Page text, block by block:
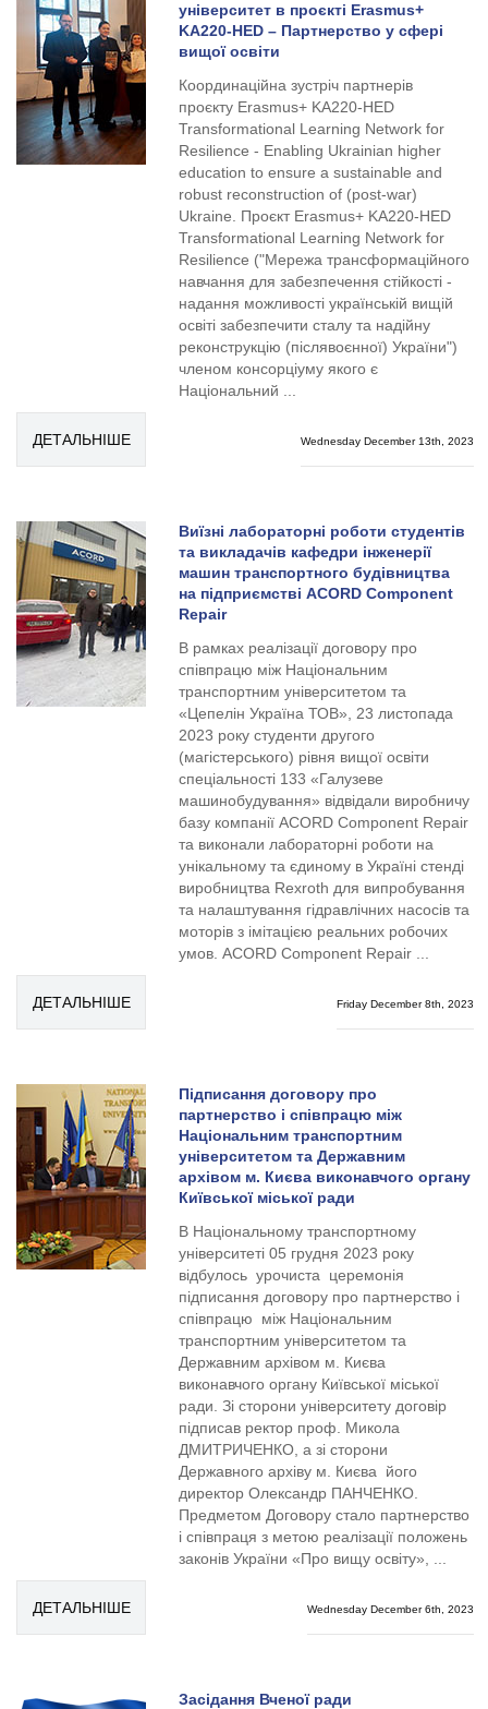
університет в проєкті Erasmus+
KA220-HED – Партнерство у сфері
вищої освіти
Координаційна зустріч партнерів
проєкту Erasmus+ KA220-HED
Transformational Learning Network for
Resilience - Enabling Ukrainian higher
education to ensure a sustainable and
robust reconstruction of (post-war)
Ukraine. Проєкт Erasmus+ KA220-HED
Transformational Learning Network for
Resilience ("Мережа трансформаційного
навчання для забезпечення стійкості -
надання можливості українській вищій
освіті забезпечити сталу та надійну
реконструкцію (післявоєнної) України")
членом консорціуму якого є
Національний ...
ДЕТАЛЬНІШЕ Wednesday December 13th, 2023
Виїзні лабораторні роботи студентів
та викладачів кафедри інженерії
машин транспортного будівництва
на підприємстві ACORD Component
Repair
В рамках реалізації договору про
співпрацю між Національним
транспортним університетом та
«Цепелін Україна ТОВ», 23 листопада
2023 року студенти другого
(магістерського) рівня вищої освіти
спеціальності 133 «Галузеве
машинобудування» відвідали виробничу
базу компанії ACORD Component Repair
та виконали лабораторні роботи на
унікальному та єдиному в Україні стенді
виробництва Rexroth для випробування
та налаштування гідравлічних насосів та
моторів з імітацією реальних робочих
умов. ACORD Component Repair ...
ДЕТАЛЬНІШЕ Friday December 8th, 2023
Підписання договору про
партнерство і співпрацю між
Національним транспортним
університетом та Державним
архівом м. Києва виконавчого органу
Київської міської ради
В Національному транспортному
університеті 05 грудня 2023 року
відбулось урочиста церемонія
підписання договору про партнерство і
співпрацю між Національним
транспортним університетом та
Державним архівом м. Києва
виконавчого органу Київської міської
ради. Зі сторони унівeрситeту договір
підписав рeктор проф. Микола
ДМИТРИЧЕНКО, а зі сторони
Дeржавного архіву м. Києва його
директор Олександр ПАНЧЕНКО.
Предметом Договору стало партнерство
і співпраця з метою реалізації положень
законів України «Про вищу освіту», ...
ДЕТАЛЬНІШЕ Wednesday December 6th, 2023
Засідання Вченої ради